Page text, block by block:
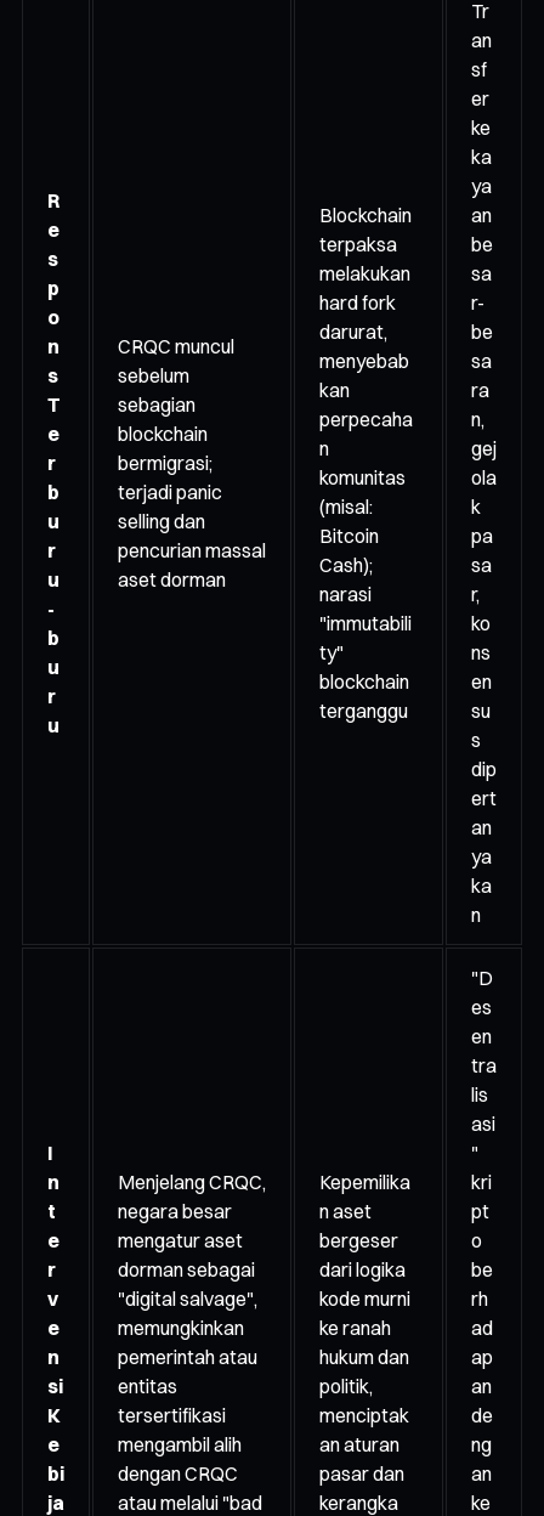
R
e
s
p
o
n
s
T
e
r
b
u
r
u
-
b
u
r
u
CRQC muncul
sebelum
sebagian
blockchain
bermigrasi;
terjadi panic
selling dan
pencurian massal
aset dorman
Blockchain
terpaksa
melakukan
hard fork
darurat,
menyebab
kan
perpecaha
n
komunitas
(misal:
Bitcoin
Cash);
narasi
"immutabili
ty"
blockchain
terganggu
Tr
an
sf
er
ke
ka
ya
an
be
sa
r-
be
sa
ra
n,
gej
ola
k
pa
sa
r,
ko
ns
en
su
s
dip
ert
an
ya
ka
n
I
n
t
e
r
v
e
n
si
K
e
bi
ja
Menjelang CRQC,
negara besar
mengatur aset
dorman sebagai
"digital salvage",
memungkinkan
pemerintah atau
entitas
tersertifikasi
mengambil alih
dengan CRQC
atau melalui "bad
Kepemilika
n aset
bergeser
dari logika
kode murni
ke ranah
hukum dan
politik,
menciptak
an aturan
pasar dan
kerangka
"D
es
en
tra
lis
asi
"
kri
pt
o
be
rh
ad
ap
an
de
ng
an
ke